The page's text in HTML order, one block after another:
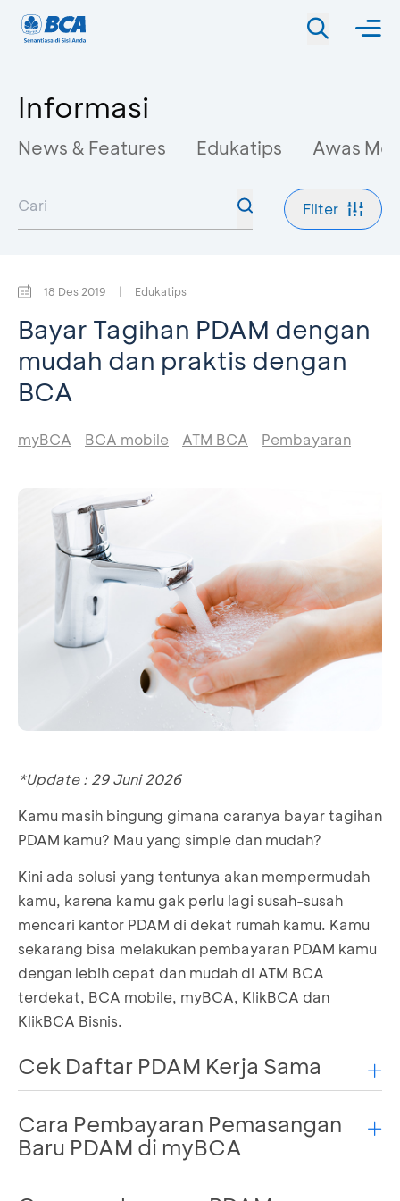
Informasi
News & Features Edukatips Awas
Filter
18 Des 2019 | Edukatips
Bayar Tagihan PDAM dengan
mudah dan praktis dengan
BCA
myBCA BCA mobile ATM BCA Pembayaran
*Update : 29 Juni 2026
Kamu masih bingung gimana caranya bayar tagihan
PDAM kamu? Mau yang simple dan mudah?
Kini ada solusi yang tentunya akan mempermudah
kamu, karena kamu gak perlu lagi susah-susah
mencari kantor PDAM di dekat rumah kamu. Kamu
sekarang bisa melakukan pembayaran PDAM kamu
dengan lebih cepat dan mudah di ATM BCA
terdekat, BCA mobile, myBCA, KlikBCA dan
KlikBCA Bisnis.
Cek Daftar PDAM Kerja Sama
Mitra Biller : PDAM
Cara Pembayaran Pemasangan
Baru PDAM di myBCA